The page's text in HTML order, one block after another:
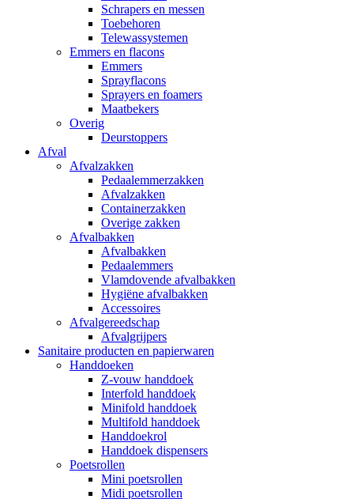
Schrapers en messen
Toebehoren
Telewassystemen
Emmers en flacons
Emmers
Sprayflacons
Sprayers en foamers
Maatbekers
Overig
Deurstoppers
Afval
Afvalzakken
Pedaalemmerzakken
Afvalzakken
Containerzakken
Overige zakken
Afvalbakken
Afvalbakken
Pedaalemmers
Vlamdovende afvalbakken
Hygiëne afvalbakken
Accessoires
Afvalgereedschap
Afvalgrijpers
Sanitaire producten en papierwaren
Handdoeken
Z-vouw handdoek
Interfold handdoek
Minifold handdoek
Multifold handdoek
Handdoekrol
Handdoek dispensers
Poetsrollen
Mini poetsrollen
Midi poetsrollen